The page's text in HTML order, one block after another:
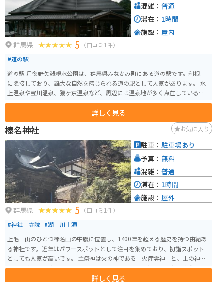
き、自然の中でリラックスした時間を過ごすことができます。アクセスも良好
で、関越自動車道渋川伊香保ICから車で15分という便利さです。牧場の近く
には人気の伊香保温泉もあるため、ツーリングや温泉旅行の合間に立ち寄る
スポットとしてもちょうど良い立地のスポットです。
群馬県 5 （口コミ1件）
#道の駅
道の駅 月夜野矢瀬親水公園は、群馬県みなかみ町にある道の駅です。利根川
に隣接しており、雄大な自然を感じられる道の駅として人気があります。 水
上温泉や宝川温泉、猿ヶ京温泉など、周辺には温泉地が多く点在しているの
で、温泉旅行の拠点としてもおすすめです。利根川ではラフティングやカヌ
ーなどのアクティビティを楽しむこともできます。 また、併設されている
「矢瀬ふるさと物産館」では、地元で採れた新鮮な野菜や果物をはじめとし
た特産品が販売されています。特に、群馬県名物の蒟蒻や、地元産のそばを
使ったそばがきはおすすめです。 バイクに乗っている方は、谷川岳や榛名山
へのツーリングの休憩場所としても利用できます。道の駅のすぐ近くには、
利根川の清流を眺めながら食事ができるレストランもあります。
詳しく見る
混雑： 普通
滞在： 1時間
施設： 屋内
榛名神社 お気に入り
群馬県 5 （口コミ1件）
#神社｜寺院 #湖｜川｜滝
上毛三山のひとつ榛名山の中腹に位置し、1400年を超える歴史を持つ由緒あ
る神社です。近年はパワースポットとして注目を集めており、初詣スポット
としても人気が高いです。 主祭神は火の神である「火産霊神」と、土の神で
ある「埴山毘売神」を祀り、古くから鎮火、開運、五穀豊穣、商売繁盛のご
詳しく見る
駐車： 駐車場あり
予算： 無料
混雑： 普通
滞在： 1時間
施設： 屋外